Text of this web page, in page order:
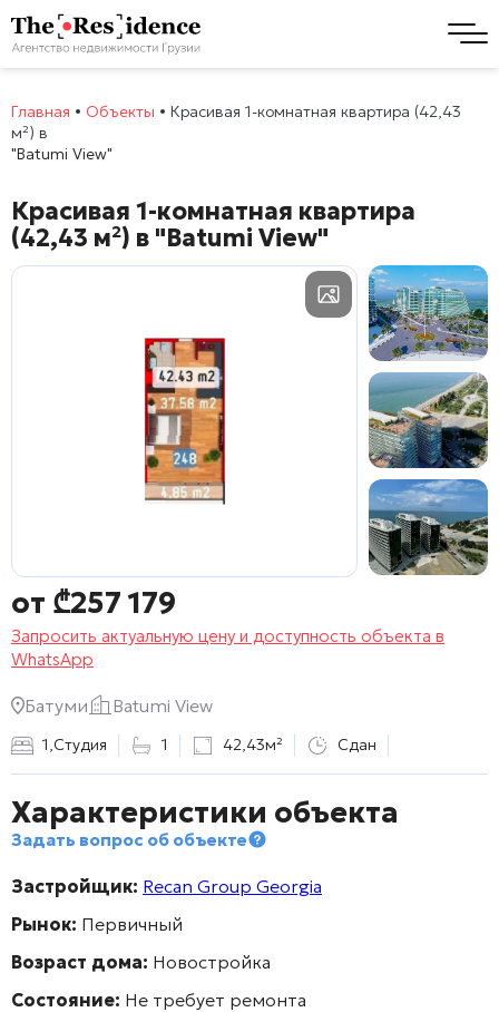
Главная • Объекты • Красивая 1-комнатная квартира (42,43
м²) в
"Batumi View"
Красивая 1-комнатная квартира
(42,43 м²) в "Batumi View"
от ₾257 179
Запросить актуальную цену и доступность объекта в
WhatsApp
Батуми Batumi View
1,Студия 1 42,43м² Сдан
Характеристики объекта
Задать вопрос об объекте
Застройщик: Recan Group Georgia
Рынок: Первичный
Возраст дома: Новостройка
Состояние: Не требует ремонта